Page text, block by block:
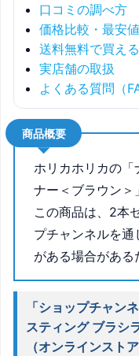
口コミの調べ方
価格比較・最安
送料無料で買え
実店舗の取扱
よくある質問（
商品概要
ホリカホリカの
ナー＜ブラウン＞
この商品は、2本
プチャンネルを
がある場合がある
「ショップチャン
スティング ブラシ
（オンラインストア